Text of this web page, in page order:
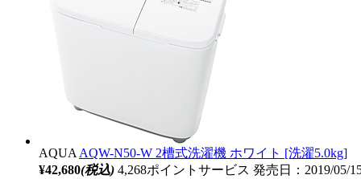
AQUA AQW-N50-W 2槽式洗濯機 ホワイト [洗濯5.0kg]
¥42,680(税込) 4,268ポイントサービス 発売日：2019/05/